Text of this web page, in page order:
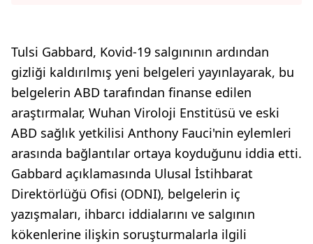
Tulsi Gabbard, Kovid-19 salgınının ardından
gizliği kaldırılmış yeni belgeleri yayınlayarak, bu
belgelerin ABD tarafından finanse edilen
araştırmalar, Wuhan Viroloji Enstitüsü ve eski
ABD sağlık yetkilisi Anthony Fauci'nin eylemleri
arasında bağlantılar ortaya koyduğunu iddia etti.
Gabbard açıklamasında Ulusal İstihbarat
Direktörlüğü Ofisi (ODNI), belgelerin iç
yazışmaları, ihbarcı iddialarını ve salgının
kökenlerine ilişkin soruşturmalarla ilgili